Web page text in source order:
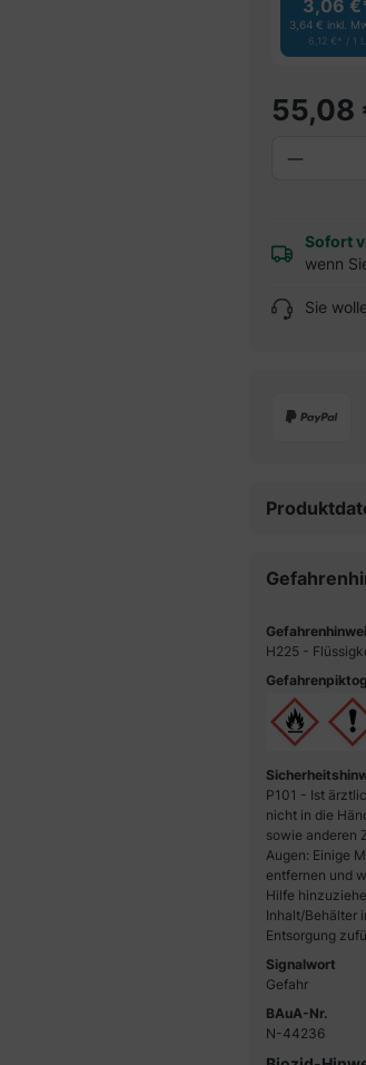
3,06
3,64 € inkl.
6,12 €* / 1 L
Sofort
wenn
55,08
Sie
H225 -
P101 - Ist
nicht in die
sowie anderen
Augen: Einige
entfernen und
Hilfe
Inhalt/Behälter
Entsorgung
Signalwort
Gefahr
BAuA-Nr.
N-44236